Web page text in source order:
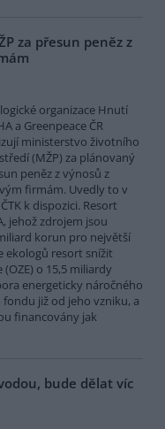
za přesun peněz z
organizace Hnutí
a Greenpeace ČR
ministerstvo životního
(MŽP) za plánovaný
peněz z výnosů z
firmám. Uvedly to v
k dispozici. Resort
jehož zdrojem jsou
korun pro největší
ekologů resort snížit
o 15,5 miliardy
energeticky náročného
již od jeho vzniku, a
financovány jak
bude dělat víc